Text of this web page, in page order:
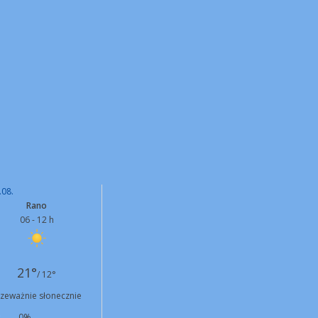
Rano
06 - 12 h
21°/ 12°
słonecznie